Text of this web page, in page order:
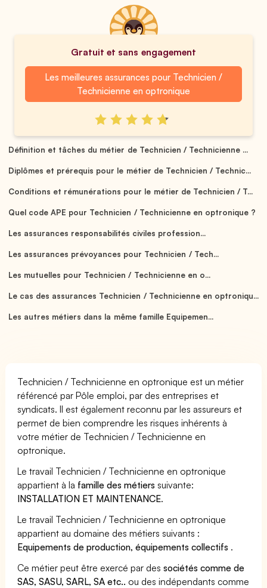
Gratuit et sans engagement
Les meilleures assurances pour Technicien /
Technicienne en optronique
Définition et tâches du métier de Technicien / Technicienne ...
Diplômes et prérequis pour le métier de Technicien / Technic...
Conditions et rémunérations pour le métier de Technicien / T...
Quel code APE pour Technicien / Technicienne en optronique ?
Les assurances responsabilités civiles profession...
Les assurances prévoyances pour Technicien / Tech...
Les mutuelles pour Technicien / Technicienne en o...
Le cas des assurances Technicien / Technicienne en optroniqu...
Les autres métiers dans la même famille Equipemen...
Technicien / Technicienne en optronique est un métier
référencé par Pôle emploi, par des entreprises et
syndicats. Il est également reconnu par les assureurs et
permet de bien comprendre les risques inhérents à
votre métier de Technicien / Technicienne en
optronique.
Le travail Technicien / Technicienne en optronique
appartient à la famille des métiers suivante:
INSTALLATION ET MAINTENANCE.
Le travail Technicien / Technicienne en optronique
appartient au domaine des métiers suivants :
Equipements de production, équipements collectifs .
Ce métier peut être exercé par dessociétés comme de
SAS, SASU, SARL, SA etc.. ou des indépendants comme